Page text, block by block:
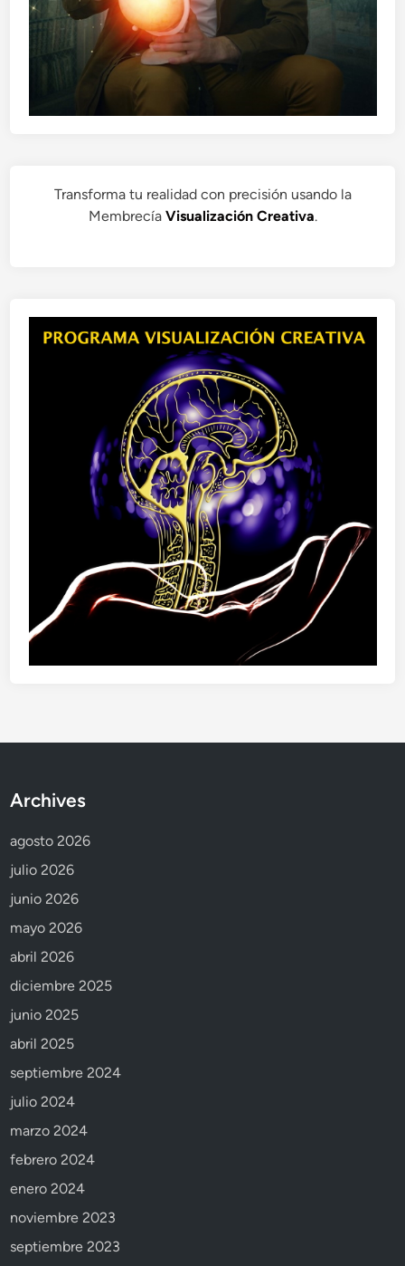
Transforma tu realidad con precisión usando la
Membrecía Visualización Creativa.
Archives
agosto 2026
julio 2026
junio 2026
mayo 2026
abril 2026
diciembre 2025
junio 2025
abril 2025
septiembre 2024
julio 2024
marzo 2024
febrero 2024
enero 2024
noviembre 2023
septiembre 2023